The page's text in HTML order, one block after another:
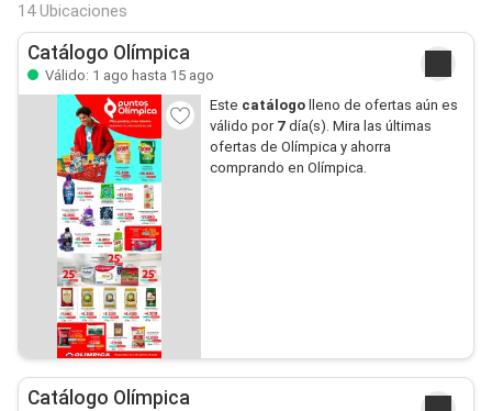
14 Ubicaciones
Catálogo Olímpica
Válido: 1 ago hasta 15 ago
Este catálogolleno de ofertas aún es
válido por 7día(s). Mira las últimas
ofertas de Olímpica y ahorra
comprando en Olímpica.
Catálogo Olímpica